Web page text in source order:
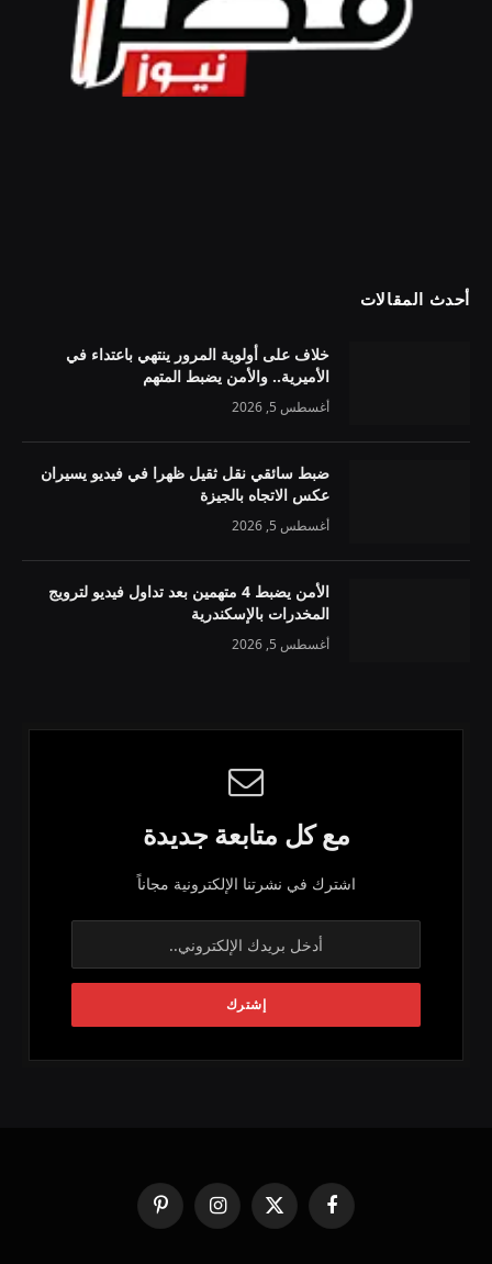
أحدث المقالات
خلاف على أولوية المرور ينتهي باعتداء في
الأميرية.. والأمن يضبط المتهم
أغسطس 5, 2026
ضبط سائقي نقل ثقيل ظهرا في فيديو يسيران
عكس الاتجاه بالجيزة
أغسطس 5, 2026
الأمن يضبط 4 متهمين بعد تداول فيديو لترويج
المخدرات بالإسكندرية
أغسطس 5, 2026
مع كل متابعة جديدة
اشترك في نشرتنا الإلكترونية مجاناً
فيسبوك
X
(Twitter)
الانستغرامبينتيريست